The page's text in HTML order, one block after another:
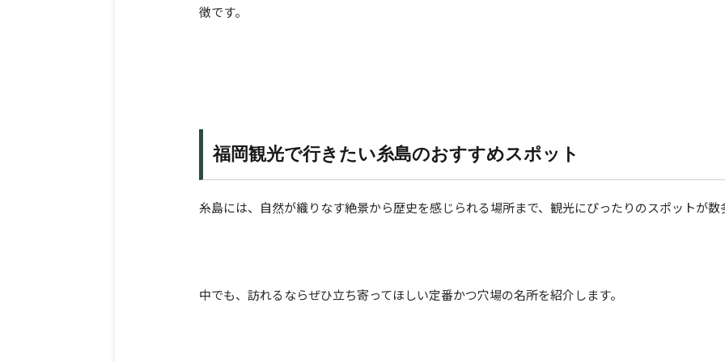
徴です。
福岡観光で行きたい糸島のおすすめスポット
糸島には、自然が織りなす絶景から歴史を感じられる場所まで、観光にぴったりのスポットが数
中でも、訪れるならぜひ立ち寄ってほしい定番かつ穴場の名所を紹介します。